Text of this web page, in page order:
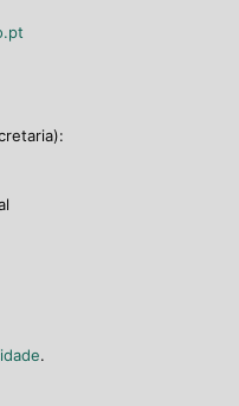
.